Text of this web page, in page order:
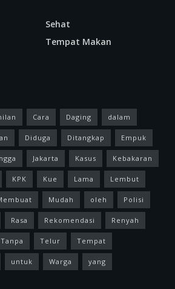
Sehat
Tempat Makan
Cara Daging dalam
Diduga Ditangkap Empuk
Jakarta Kasus Kebakaran
KPK Kue Lama Lembut
Mudah oleh Polisi
Rasa Rekomendasi Renyah
Tanpa Telur Tempat
untuk Warga yang